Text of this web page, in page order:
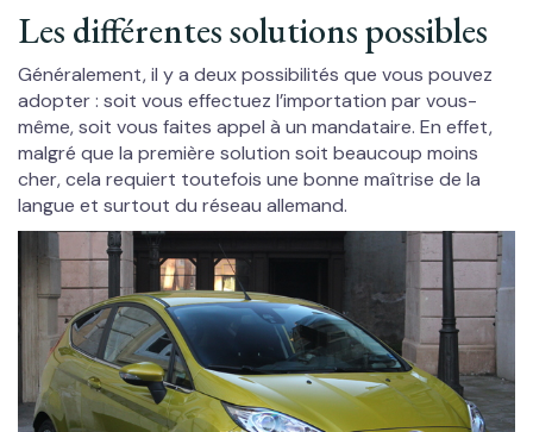
Les différentes solutions possibles
Généralement, il y a deux possibilités que vous pouvez
adopter : soit vous effectuez l’importation par vous-
même, soit vous faites appel à un mandataire. En effet,
malgré que la première solution soit beaucoup moins
cher, cela requiert toutefois une bonne maîtrise de la
langue et surtout du réseau allemand.